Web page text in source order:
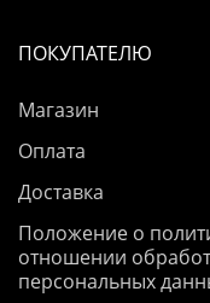
ПОКУПАТЕЛЮ
Магазин
Оплата
Доставка
Положение о
отношении
персональных